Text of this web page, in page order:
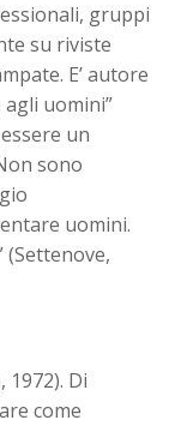
gruppi
su riviste
E’ autore
agli uomini”
un
sono
uomini.
(Settenove,
1972). Di
come